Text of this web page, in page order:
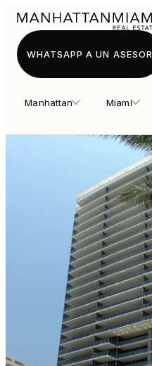
Manhattan Miami
WHATSAPP A UN ASESOR